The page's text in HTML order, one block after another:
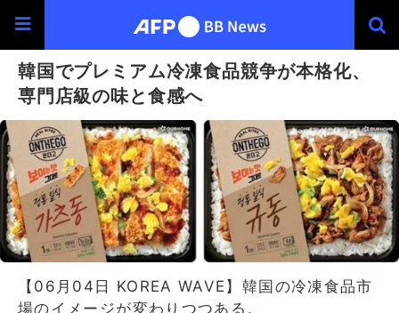
韓国でプレミアム冷凍食品競争が本格化、
専門店級の味と食感へ
【06月04日 KOREA WAVE】韓国の冷凍食品市
場のイメージが変わりつつある。